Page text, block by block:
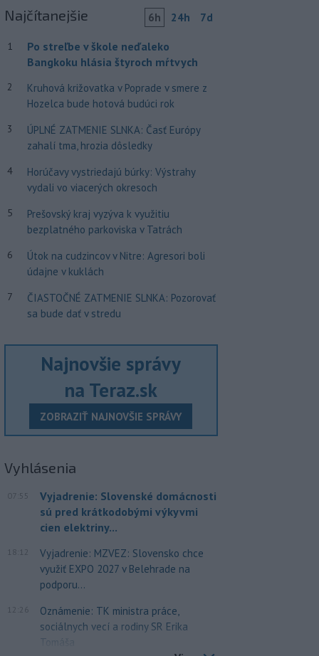
Najčítanejšie 6h 24h 7d
1
Po streľbe v škole neďaleko
Bangkoku hlásia štyroch mŕtvych
2
Kruhová križovatka v Poprade v smere z
Hozelca bude hotová budúci rok
3
ÚPLNÉ ZATMENIE SLNKA: Časť Európy
zahalí tma, hrozia dôsledky
4
Horúčavy vystriedajú búrky: Výstrahy
vydali vo viacerých okresoch
5
Prešovský kraj vyzýva k využitiu
bezplatného parkoviska v Tatrách
6
Útok na cudzincov v Nitre: Agresori boli
údajne v kuklách
7
ČIASTOČNÉ ZATMENIE SLNKA: Pozorovať
sa bude dať v stredu
Najnovšie správy
na Teraz.sk
ZOBRAZIŤ NAJNOVŠIE SPRÁVY
Vyhlásenia
07:55
Vyjadrenie: Slovenské domácnosti
sú pred krátkodobými výkyvmi
cien elektriny...
18:12
Vyjadrenie: MZVEZ: Slovensko chce
využiť EXPO 2027 v Belehrade na
podporu...
12:26
Oznámenie: TK ministra práce,
sociálnych vecí a rodiny SR Erika
Tomáša